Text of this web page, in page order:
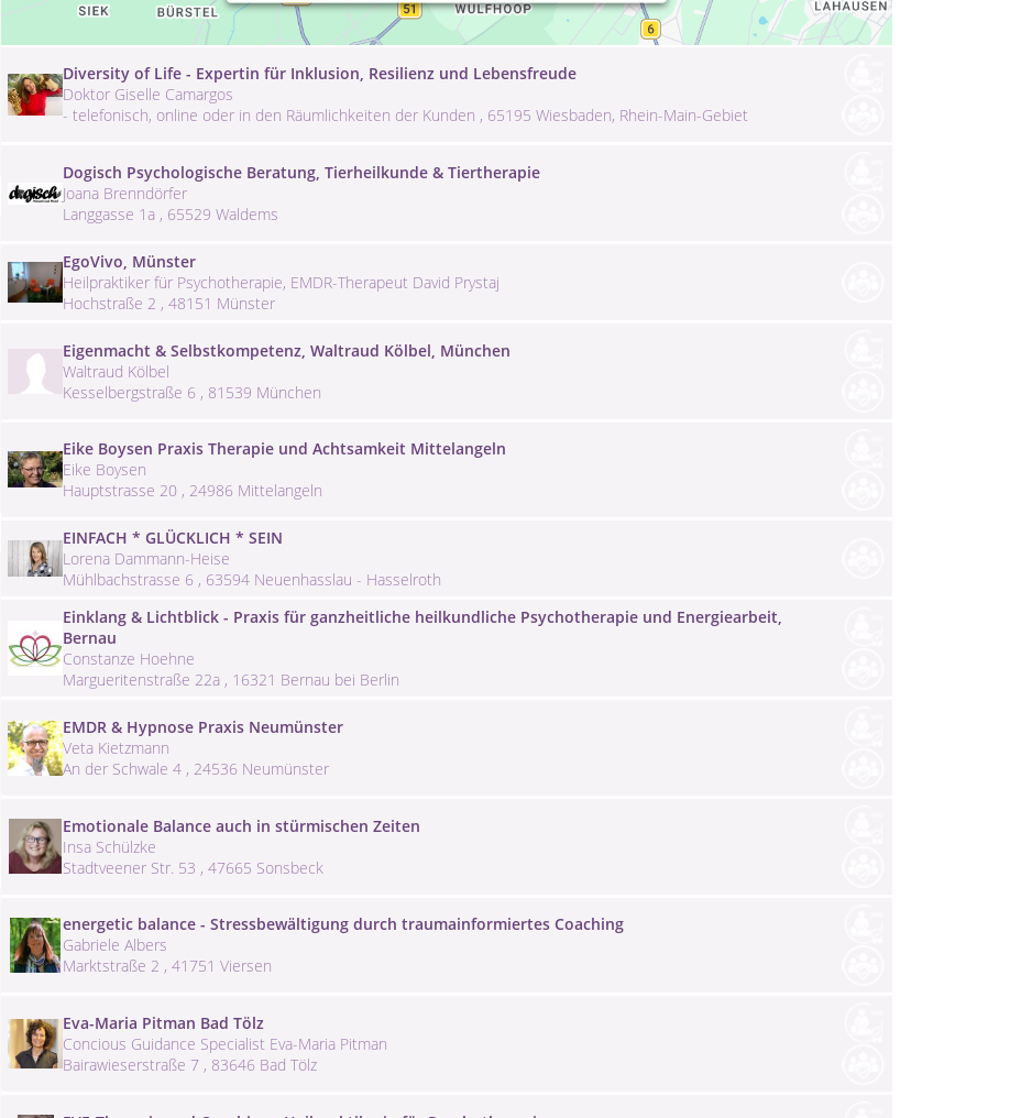
Lenggrieser Straße 24 , 83646 Bad Tölz
Diversity of Life - Expertin für Inklusion, Resilienz und Lebensfreude
Doktor Giselle Camargos
- telefonisch, online oder in den Räumlichkeiten der Kunden , 65195 Wiesbaden, Rhein-Main-Gebiet
Dogisch Psychologische Beratung, Tierheilkunde & Tiertherapie
Joana Brenndörfer
Langgasse 1a , 65529 Waldems
EgoVivo, Münster
Heilpraktiker für Psychotherapie, EMDR-Therapeut David Prystaj
Hochstraße 2 , 48151 Münster
Eigenmacht & Selbstkompetenz, Waltraud Kölbel, München
Waltraud Kölbel
Kesselbergstraße 6 , 81539 München
Eike Boysen Praxis Therapie und Achtsamkeit Mittelangeln
Eike Boysen
Hauptstrasse 20 , 24986 Mittelangeln
EINFACH * GLÜCKLICH * SEIN
Lorena Dammann-Heise
Mühlbachstrasse 6 , 63594 Neuenhasslau - Hasselroth
Einklang & Lichtblick - Praxis für ganzheitliche heilkundliche Psychotherapie und Energiearbeit,
Bernau
Constanze Hoehne
Margueritenstraße 22a , 16321 Bernau bei Berlin
EMDR & Hypnose Praxis Neumünster
Veta Kietzmann
An der Schwale 4 , 24536 Neumünster
Emotionale Balance auch in stürmischen Zeiten
Insa Schülzke
Stadtveener Str. 53 , 47665 Sonsbeck
energetic balance - Stressbewältigung durch traumainformiertes Coaching
Gabriele Albers
Marktstraße 2 , 41751 Viersen
Eva-Maria Pitman Bad Tölz
Concious Guidance Specialist Eva-Maria Pitman
Bairawieserstraße 7 , 83646 Bad Tölz